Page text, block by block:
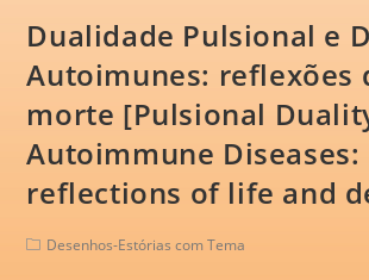
Dualidade Pulsional e
Autoimunes: reflexões
morte [Pulsional
Autoimmune Diseases:
reflections of life and
Desenhos-Estórias com Tema